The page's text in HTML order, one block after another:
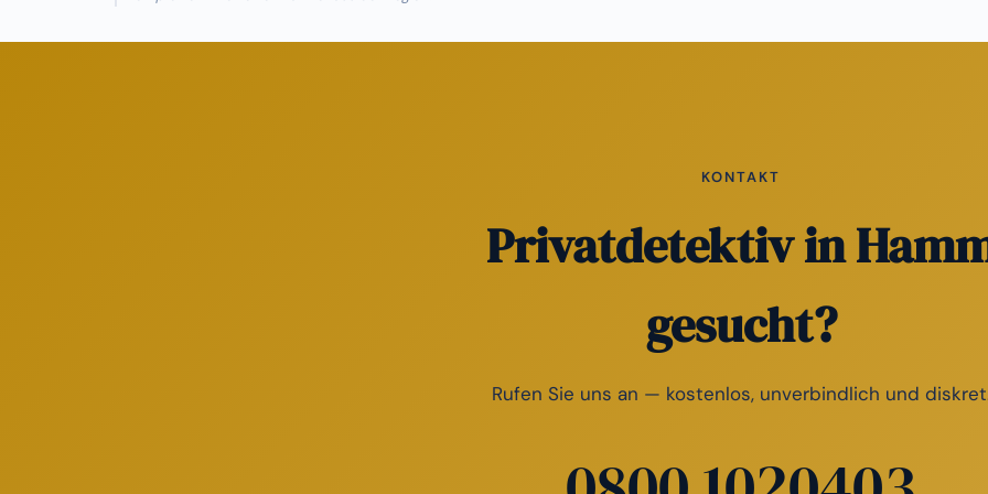
KONTAKT
Privatdetektiv in
gesucht?
Rufen Sie uns an — kostenlos, unverbindlich und